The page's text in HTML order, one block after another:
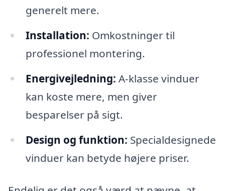
generelt mere.
Installation: Omkostninger til
professionel montering.
Energivejledning: A-klasse vinduer
kan koste mere, men giver
besparelser på sigt.
Design og funktion: Specialdesignede
vinduer kan betyde højere priser.